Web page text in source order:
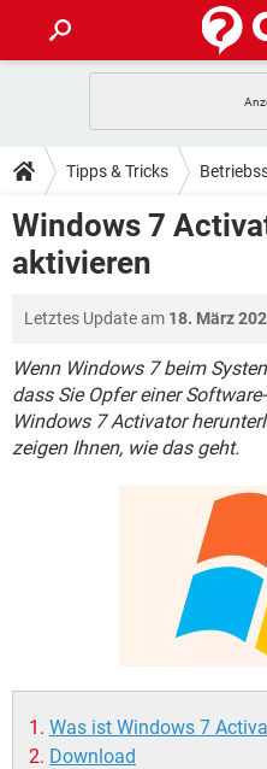
ANDROID
WINDOWS 10
WHATSAPP
TIPPS & TRICKS
SPIELE
ANDROID
WHATSAPP
FACEBOOK
DOWNLOADS
SPIELE
WHATSAPP
FACEBOOK
FORUM
SPIELE
ANDROID
WINDOWS 10
WHATSAPP
SPIELE
ANDROID
Tipps & Tricks
Windows 7
aktivieren
Letztes Update am 18. März
Wenn Windows 7 beim
dass Sie Opfer einer
Windows 7 Activator
zeigen Ihnen, wie das geht.
Was ist Windows 7
Download